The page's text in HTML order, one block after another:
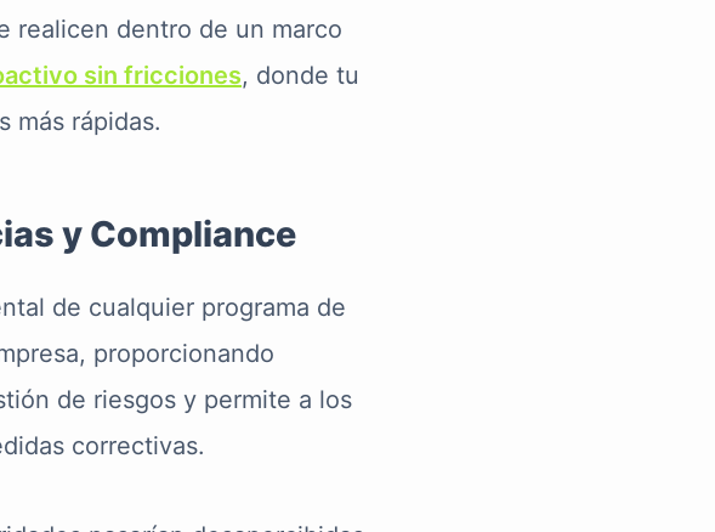
realicen dentro de un marco
sin fricciones, donde tu
más rápidas.
y Compliance
de cualquier programa de
proporcionando
de riesgos y permite a los
correctivas.